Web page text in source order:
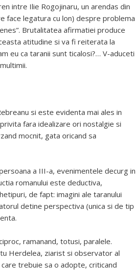
intre Ilie Rogojinaru, un arendas din
face legatura cu lon) despre problema
Brutalitatea afirmatiei produce
atitudine si va fi reiterata la
eu ca taranii sunt ticalosi?… V-aduceti
si este evidenta mai ales in
fara idealizare ori nostalgie si
mocnit, gata oricand sa
a III-a, evenimentele decurg in
romanului este deductiva,
de fapt: imagini ale taranului
detine perspectiva (unica si de tip
ramanand, totusi, paralele.
Herdelea, ziarist si observator al
trebuie sa o adopte, criticand